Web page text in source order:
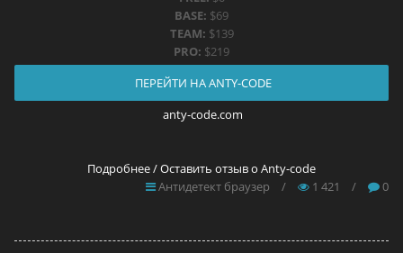
BASE: $69
TEAM: $139
PRO: $219
ПЕРЕЙТИ НА ANTY-CODE
anty-code.com
Подробнее / Оставить отзыв о Anty-code
Антидетект браузер
/ 1 421 / 0